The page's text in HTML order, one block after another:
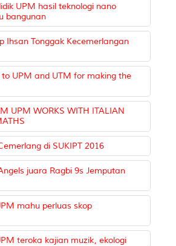
UPM hasil teknologi nano
bangunan
Ihsan Tonggak Kecemerlangan
to UPM and UTM for making the
UPM WORKS WITH ITALIAN
di SUKIPT 2016
juara Ragbi 9s Jemputan
mahu perluas skop
teroka kajian muzik, ekologi